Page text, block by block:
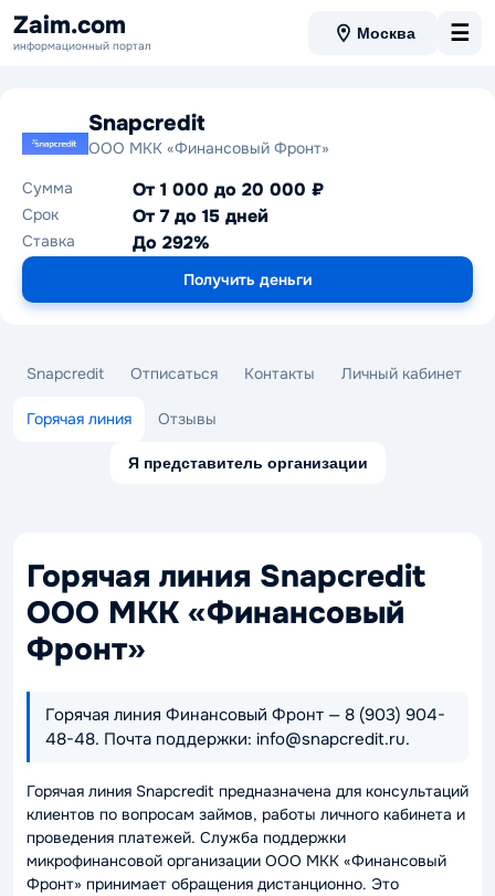
Zaim.com
информационный портал
Москва ☰
Snapcredit
ООО МКК «Финансовый Фронт»
Сумма
От 1 000 до 20 000 ₽
Срок От 7 до 15 дней
Ставка До 292%
Получить деньги
Snapcredit Отписаться Контакты Личный кабинет
Горячая линия Отзывы
Я представитель организации
Горячая линия Snapcredit
ООО МКК «Финансовый
Фронт»
Горячая линия Финансовый Фронт — 8 (903) 904-
48-48. Почта поддержки: info@snapcredit.ru.
Горячая линия Snapcredit предназначена для консультаций
клиентов по вопросам займов, работы личного кабинета и
проведения платежей. Служба поддержки
микрофинансовой организации ООО МКК «Финансовый
Фронт» принимает обращения дистанционно. Это